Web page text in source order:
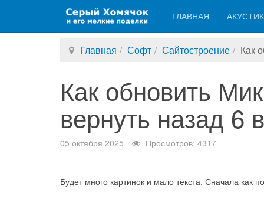
ГЛАВНАЯ
Главная Софт Сайтостроение Как
Как обновить
вернуть назад 6
05 октября 2025 Просмотров: 4317
Будет много картинок и мало текста. Сначала как